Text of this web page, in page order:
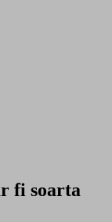
fi soarta